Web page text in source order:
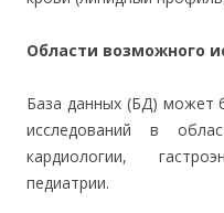
Области возможного
База данных (БД) может
исследований в
кардиологии,
педиатрии.